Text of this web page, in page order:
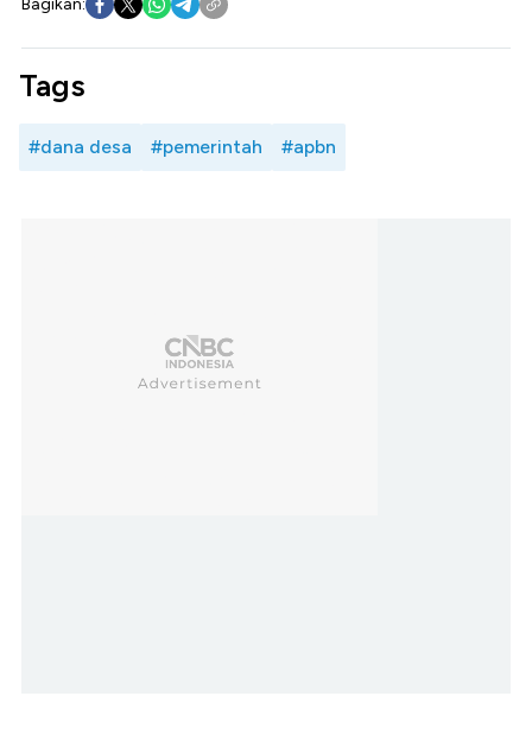
Bagikan:
Tags
#dana desa #pemerintah #apbn